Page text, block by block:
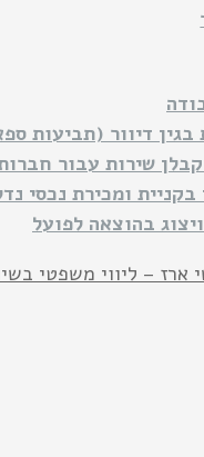
בגין דיוור (תביעות
שירות עבור
ומכירת נכסי
בהוצאה לפועל